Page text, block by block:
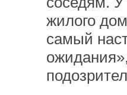
жилого
самый